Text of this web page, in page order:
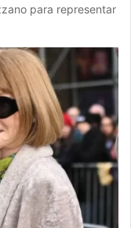
para representar